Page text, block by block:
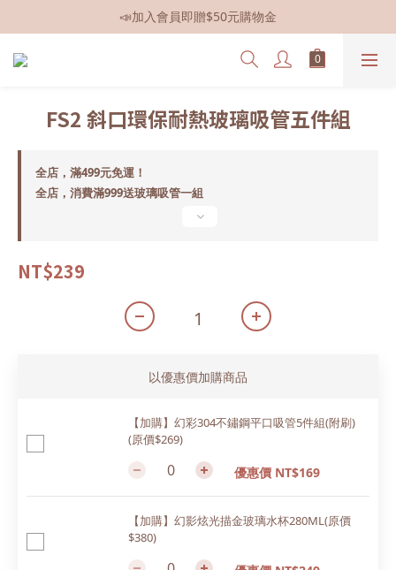
📣全館現貨
📣加入會員即贈$50元購物金
FS2 斜口環保耐熱玻璃吸管五件組
全店，滿499元免運！
全店，消費滿999送玻璃吸管一組
NT$239
以優惠價加購商品
【加購】幻彩304不鏽鋼平口吸管5件組(附刷)
(原價$269)
優惠價 NT$169
【加購】幻影炫光描金玻璃水杯280ML(原價
$380)